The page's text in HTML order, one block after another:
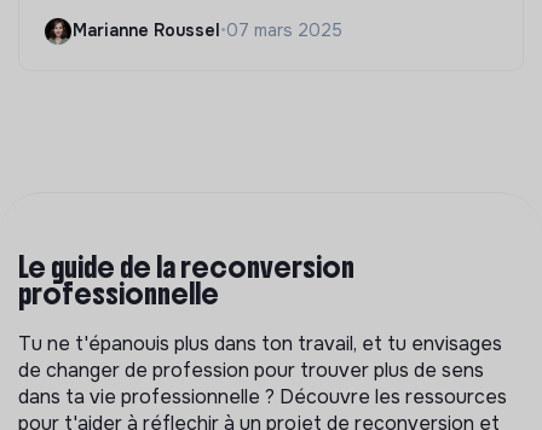
Marianne Roussel •07 mars 2025
Le guide de la reconversion
professionnelle
Tu ne t'épanouis plus dans ton travail, et tu envisages
de changer de profession pour trouver plus de sens
dans ta vie professionnelle ? Découvre les ressources
pour t'aider à réflechir à un projet de reconversion et